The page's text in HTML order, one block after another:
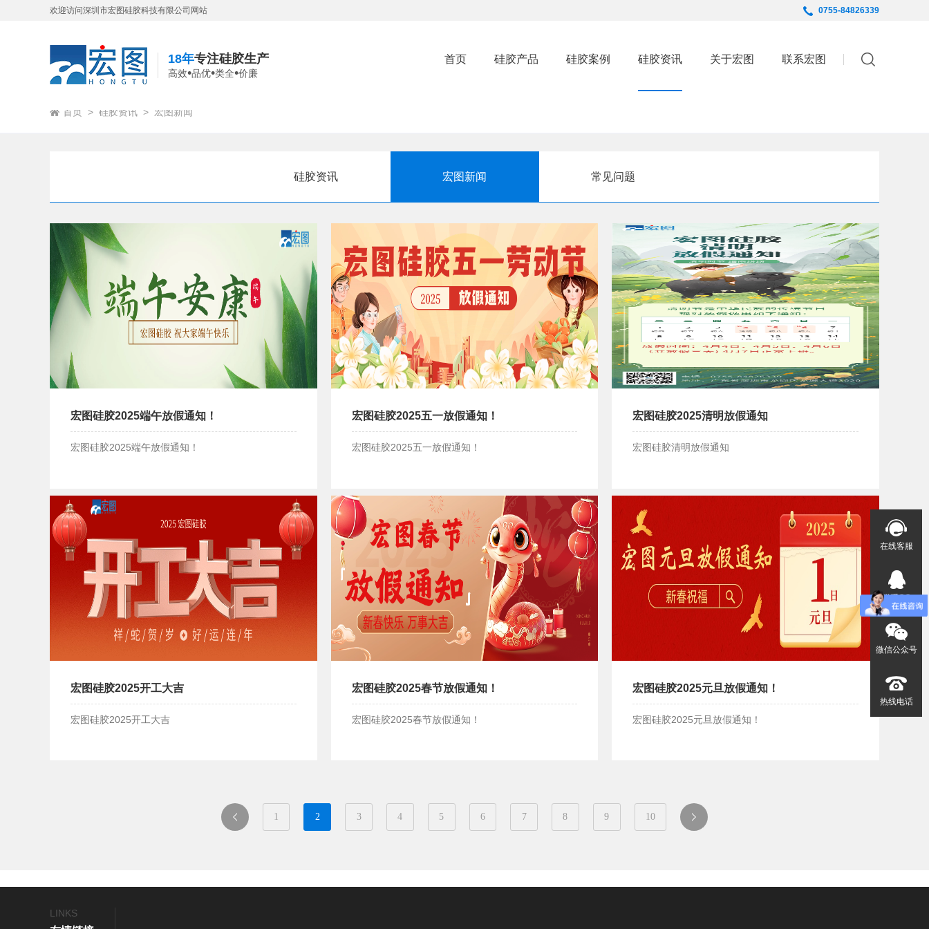
欢迎访问深圳市宏图硅胶科技有限公司网站 0755-84826339
English
18年专注硅胶生产
高效•品优•类全•价廉
首页 硅胶产品 硅胶案例 硅胶资讯 关于宏图 联系宏图
首页 > 硅胶资讯 > 宏图新闻
硅胶资讯 宏图新闻 常见问题
宏图硅胶2025端午放假通知！
宏图硅胶2025端午放假通知！
宏图硅胶2025五一放假通知！
宏图硅胶2025五一放假通知！
宏图硅胶2025清明放假通知
宏图硅胶清明放假通知
宏图硅胶2025开工大吉
宏图硅胶2025开工大吉
宏图硅胶2025春节放假通知！
宏图硅胶2025春节放假通知！
宏图硅胶2025元旦放假通知！
宏图硅胶2025元旦放假通知！
1 2 3 4 5 6 7 8 9 10
LINKS
在线客服
联系QQ
微信公众号
热线电话